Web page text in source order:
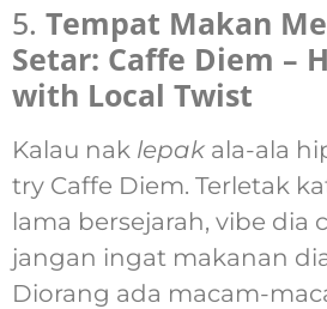
5. Tempat Makan
Setar: Caffe Diem –
with Local Twist
Kalau nak lepak ala-ala
try Caffe Diem. Terletak
lama bersejarah, vibe dia
jangan ingat makanan
Diorang ada macam-